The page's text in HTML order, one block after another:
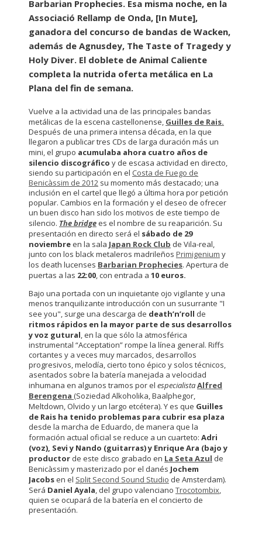
Barbarian Prophecies. Esa misma noche, en la
Associació Rellamp de Onda, [In Mute],
ganadora del concurso de bandas de Wacken,
además de Agnusdey, The Taste of Tragedy y
Holy Diver. El doblete de Animal Caliente
completa la nutrida oferta metálica en La
Plana del fin de semana.
Vuelve a la actividad una de las principales bandas
metálicas de la escena castellonense, Guilles de Rais.
Después de una primera intensa década, en la que
llegaron a publicar tres CDs de larga duración más un
mini, el grupo acumulaba ahora cuatro años de
silencio discográfico y de escasa actividad en directo,
siendo su participación en el Costa de Fuego de
Benicàssim de 2012 su momento más destacado; una
inclusión en el cartel que llegó a última hora por petición
popular. Cambios en la formación y el deseo de ofrecer
un buen disco han sido los motivos de este tiempo de
silencio. The bridge es el nombre de su reaparición. Su
presentación en directo será el sábado de 29
noviembre en la sala Japan Rock Club de Vila-real,
junto con los black metaleros madrileños Primigenium y
los death lucenses Barbarian Prophecies. Apertura de
puertas a las 22:00, con entrada a 10 euros.
Bajo una portada con un inquietante ojo vigilante y una
menos tranquilizante introducción con un susurrante "I
see you", surge una descarga de death’n’roll de
ritmos rápidos en la mayor parte de sus desarrollos
y voz gutural, en la que sólo la atmosférica
instrumental “Acceptation” rompe la línea general. Riffs
cortantes y a veces muy marcados, desarrollos
progresivos, melodía, cierto tono épico y solos técnicos,
asentados sobre la batería manejada a velocidad
inhumana en algunos tramos por el especialistaAlfred
Berengena (Soziedad Alkoholika, Baalphegor,
Meltdown, Olvido y un largo etcétera). Y es que Guilles
de Rais ha tenido problemas para cubrir esa plaza
desde la marcha de Eduardo, de manera que la
formación actual oficial se reduce a un cuarteto: Adri
(voz), Sevi y Nando (guitarras) y Enrique Ara (bajo y
productor de este disco grabado en La Seta Azul de
Benicàssim y masterizado por el danés Jochem
Jacobs en el Split Second Sound Studio de Amsterdam).
Será Daniel Ayala, del grupo valenciano Trocotombix,
quien se ocupará de la batería en el concierto de
presentación.